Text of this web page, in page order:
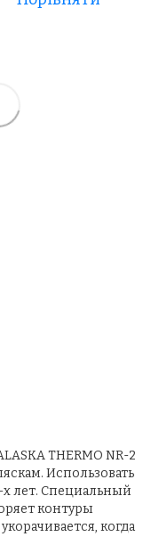
THERMO NR-2
Использовать
лет. Специальный
контуры
когда